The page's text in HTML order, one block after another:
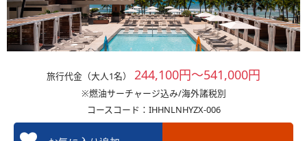
旅行代金（大人1名） 244,100円～541,000円
※燃油サーチャージ込み/海外諸税別
コースコード：IHHNLNHYZX-006